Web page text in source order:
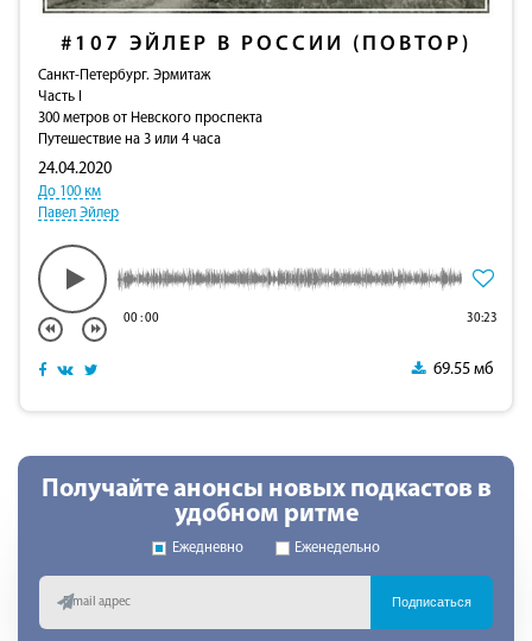
#107 ЭЙЛЕР В РОССИИ (ПОВТОР)
Санкт-Петербург. Эрмитаж
Часть I
300 метров от Невского проспекта
Путешествие на 3 или 4 часа
24.04.2020
До 100 км
Павел Эйлер
00:00 30:23
69.55 мб
Получайте анонсы новых подкастов в
удобном ритме
Ежедневно Еженедельно
Подписаться